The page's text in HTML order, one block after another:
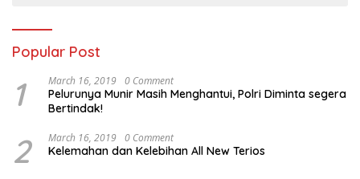
Popular Post
1 March 16, 2019 0 Comment
Pelurunya Munir Masih Menghantui, Polri Diminta segera
Bertindak!
2 March 16, 2019 0 Comment
Kelemahan dan Kelebihan All New Terios